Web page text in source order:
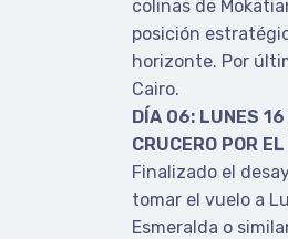
colinas de
posición
horizonte. Por
Cairo.
DÍA 06: LUNES 16
CRUCERO POR
Finalizado el
tomar el vuelo a
Esmeralda o